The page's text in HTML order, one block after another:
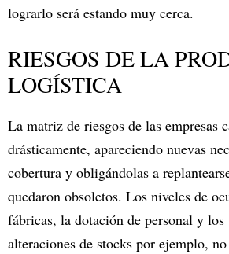
lograrlo será estando muy cerca.
RIESGOS DE LA
LOGÍSTICA
La matriz de riesgos de las empresas
drásticamente, apareciendo nuevas
cobertura y obligándolas a
quedaron obsoletos. Los niveles de
fábricas, la dotación de personal y
alteraciones de stocks por ejemplo,